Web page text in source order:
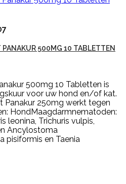
500MG 10 TABLETTEN
500mg 10 Tabletten is
voor uw hond en/of kat.
250mg werkt tegen
HondMaagdarmnematoden:
leonina, Trichuris vulpis,
Ancylostoma
pisiformis en Taenia